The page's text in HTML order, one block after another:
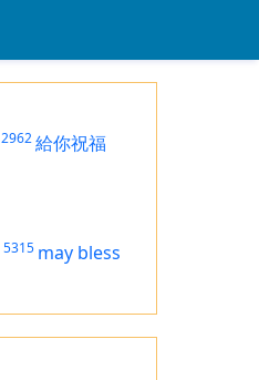
2962給你祝福
5315 may bless